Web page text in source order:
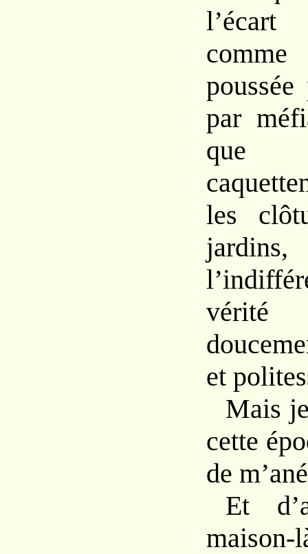
comme
poussée
par
les
et
Mais
cette
de
Et